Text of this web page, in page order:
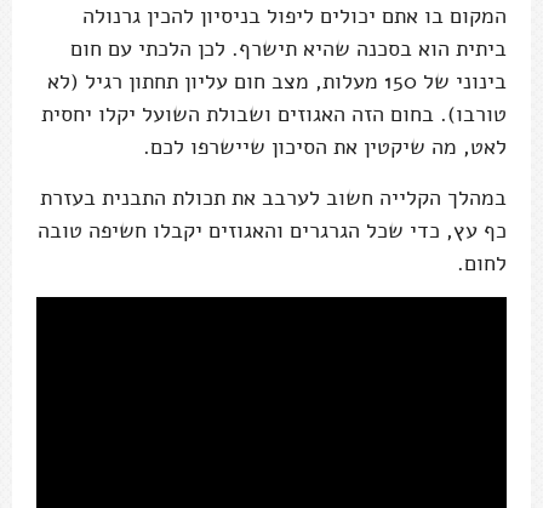
המקום בו אתם יכולים ליפול בניסיון להכין גרנולה
ביתית הוא בסכנה שהיא תישרף. לכן הלכתי עם חום
בינוני של 150 מעלות, מצב חום עליון תחתון רגיל (לא
טורבו). בחום הזה האגוזים ושבולת השועל יקלו יחסית
לאט, מה שיקטין את הסיכון שיישרפו לכם.
במהלך הקלייה חשוב לערבב את תכולת התבנית בעזרת
כף עץ, כדי שכל הגרגרים והאגוזים יקבלו חשיפה טובה
לחום.